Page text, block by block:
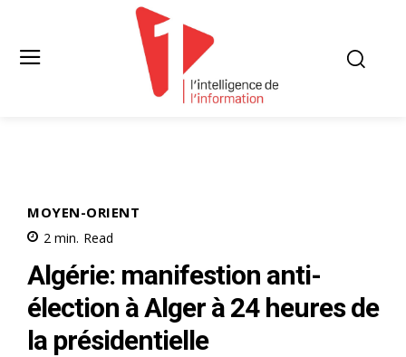
MOYEN-ORIENT
2 min. Read
Algérie: manifestion anti-
élection à Alger à 24 heures de
la présidentielle